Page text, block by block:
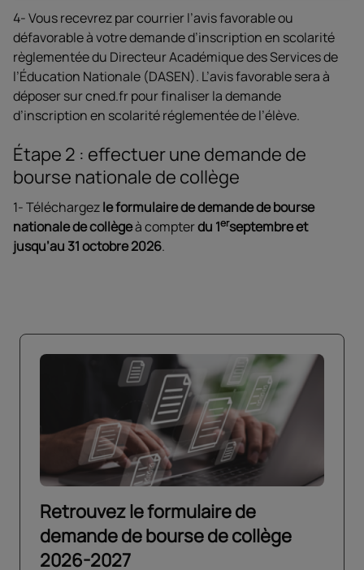
4- Vous recevrez par courrier l’avis favorable ou
défavorable à votre demande d’inscription en scolarité
règlementée du Directeur Académique des Services de
l’Éducation Nationale (DASEN). L’avis favorable sera à
déposer sur cned.fr pour finaliser la demande
d’inscription en scolarité réglementée de l’élève.
Étape 2 : effectuer une demande de
bourse nationale de collège
1- Téléchargezle formulaire de demande de bourse
nationale de collègeà compterdu 1erseptembre et
jusqu’au 31 octobre 2026.
Retrouvez le formulaire de
demande de bourse de collège
2026-2027